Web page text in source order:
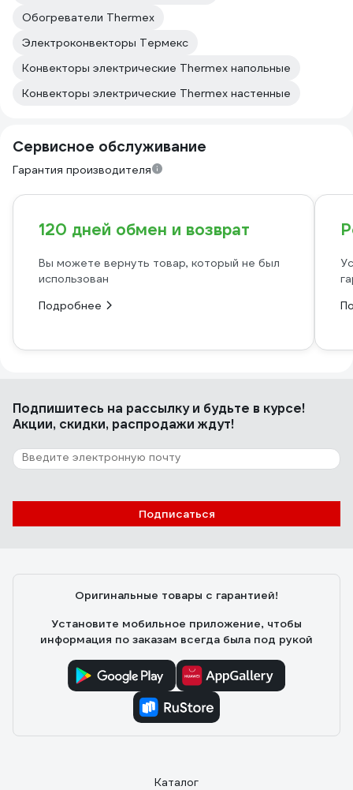
Обогреватели Thermex
Электроконвекторы Термекс
Конвекторы электрические Thermex напольные
Конвекторы электрические Thermex настенные
Сервисное обслуживание
Гарантия производителя
120 дней обмен и возврат
Вы можете вернуть товар, который не был
использован
Подробнее
Подпишитесь на рассылкуи будьте в курсе!
Акции, скидки, распродажи ждут!
Подписаться
Оригинальные товары с гарантией!
Установите мобильное приложение, чтобы
информация по заказам всегда была под рукой
Каталог